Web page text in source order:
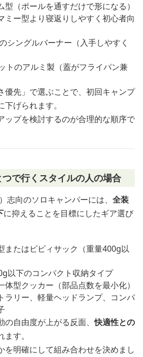
型（ポールを通すだけで形になる）
ミー型より寝返りしやすく初心者向
シングルバーナー（入手しやすく
トのアルミ製（蓋がフライパン兼
優先」で選ぶことで、初回キャンプ
げられます。
ップを検討するのが合理的な順序で
で行くスタイルの人の場合
志向のソロキャンパーには、 全装
に抑えることを目標にしたギア選び
またはビビィサック（重量400g以
以下のコンパクト収納タイプ
体型クッカー（部品点数を最小化）
ラリー、軽量ヘッドランプ、コンパ
の自由度が上がる反面、快適性との
す。
を明確にして組み合わせを決めまし